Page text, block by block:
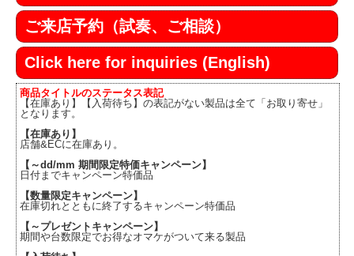
ご来店予約（試奏、ご相談）
Click here for inquiries (English)
商品タイトルのステータス表記
【在庫あり】【入荷待ち】の表記がない製品は全て「お取り寄せ」
となります。
【在庫あり】
店舗&ECに在庫あり。
【～dd/mm 期間限定特価キャンペーン】
日付までキャンペーン特価品
【数量限定キャンペーン】
在庫切れとともに終了するキャンペーン特価品
【～プレゼントキャンペーン】
期間や台数限定でお得なオマケがついて来る製品